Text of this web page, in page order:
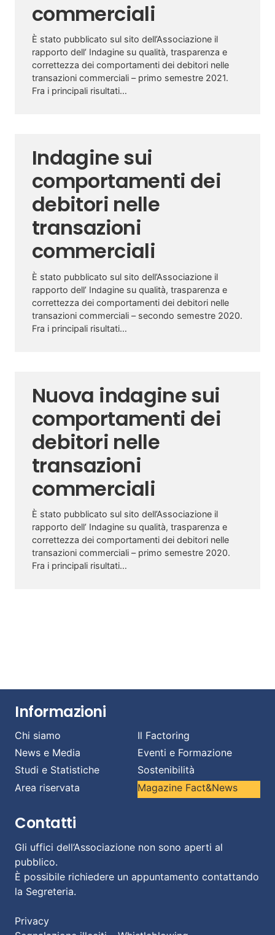
commerciali
È stato pubblicato sul sito dell’Associazione il
rapporto dell’ Indagine su qualità, trasparenza e
correttezza dei comportamenti dei debitori nelle
transazioni commerciali – primo semestre 2021.
Fra i principali risultati…
Indagine sui
comportamenti dei
debitori nelle
transazioni
commerciali
È stato pubblicato sul sito dell’Associazione il
rapporto dell’ Indagine su qualità, trasparenza e
correttezza dei comportamenti dei debitori nelle
transazioni commerciali – secondo semestre 2020.
Fra i principali risultati…
Nuova indagine sui
comportamenti dei
debitori nelle
transazioni
commerciali
È stato pubblicato sul sito dell’Associazione il
rapporto dell’ Indagine su qualità, trasparenza e
correttezza dei comportamenti dei debitori nelle
transazioni commerciali – primo semestre 2020.
Fra i principali risultati…
Informazioni
Chi siamo
Il Factoring
News e Media
Eventi e Formazione
Studi e Statistiche
Sostenibilità
Area riservata
Magazine Fact&News
Contatti
Gli uffici dell’Associazione non sono aperti al
pubblico.
È possibile richiedere un appuntamento contattando
la Segreteria.
Privacy